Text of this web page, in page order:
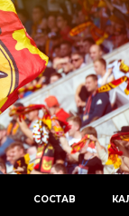
СОСТАВ